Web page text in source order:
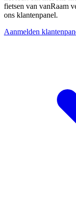
fietsen van vanRaam
ons klantenpanel.
Aanmelden